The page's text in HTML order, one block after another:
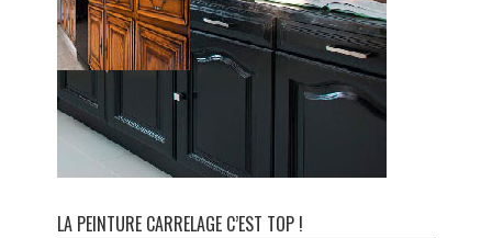
LA PEINTURE CARRELAGE C’EST TOP !